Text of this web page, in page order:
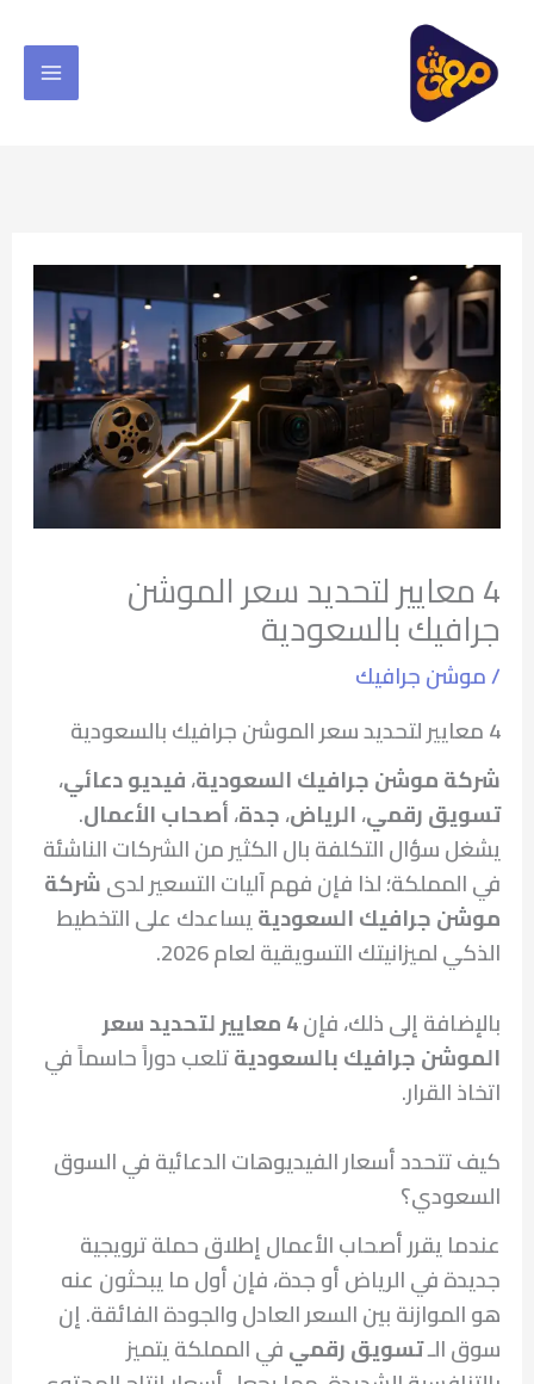
المحتوى
4 معايير لتحديد سعر الموشن
جرافيك بالسعودية
/موشن جرافيك
4 معايير لتحديد سعر الموشن جرافيك بالسعودية
شركة موشن جرافيك السعودية،فيديو دعائي،
تسويق رقمي،الرياض،جدة،أصحاب الأعمال.
يشغل سؤال التكلفة بال الكثير من الشركات الناشئة
في المملكة؛ لذا فإن فهم آليات التسعير لدىشركة
موشن جرافيك السعوديةيساعدك على التخطيط
الذكي لميزانيتك التسويقية لعام 2026.
بالإضافة إلى ذلك، فإن 4 معايير لتحديد سعر
الموشن جرافيك بالسعوديةتلعب دوراً حاسماً في
اتخاذ القرار.
كيف تتحدد أسعار الفيديوهات الدعائية في السوق
السعودي؟
عندما يقرر أصحاب الأعمال إطلاق حملة ترويجية
جديدة في الرياض أو جدة، فإن أول ما يبحثون عنه
هو الموازنة بين السعر العادل والجودة الفائقة. إن
سوق الـتسويق رقميفي المملكة يتميز